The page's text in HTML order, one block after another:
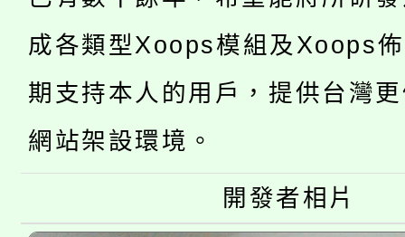
開!
田徑場及游泳池舉行。
桃園市低收入戶享有免
半價優惠，詳情可洽有
者。
大園自造教育及科技中
份教師增能研習
大溪自造教育及科技中
份教師研習
淨零綠生活教案入校路
成各類型Xoops模組及Xoops
期支持本人的用戶，提供台灣
網站架設環境。
開發者相片